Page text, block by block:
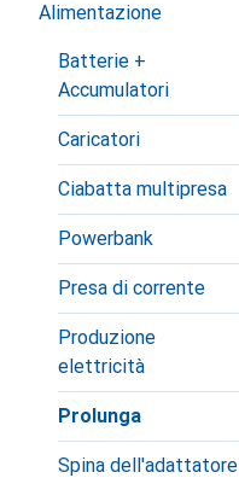
Alimentazione
Batterie +
Accumulatori
Caricatori
Ciabatta multipresa
Powerbank
Presa di corrente
Produzione
elettricità
Prolunga
Spina dell'adattatore